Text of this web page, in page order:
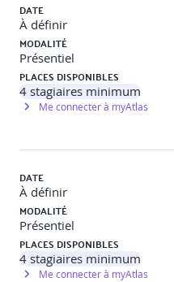
DATE
À définir
MODALITÉ
Présentiel
PLACES DISPONIBLES
4 stagiaires minimum
Me connecter à myAtlas
DATE
À définir
MODALITÉ
Présentiel
PLACES DISPONIBLES
4 stagiaires minimum
Me connecter à myAtlas